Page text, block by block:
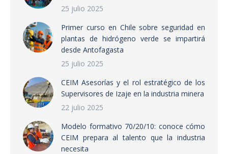
25 julio 2025
Primer curso en Chile sobre seguridad en
plantas de hidrógeno verde se impartirá
desde Antofagasta
25 julio 2025
CEIM Asesorías y el rol estratégico de los
Supervisores de Izaje en la industria minera
22 julio 2025
Modelo formativo 70/20/10: conoce cómo
CEIM prepara al talento que la industria
necesita